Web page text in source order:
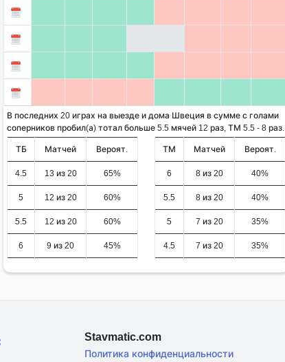
В последних 20 играх на выезде и дома Швеция в сумме с голами
соперников пробил(а) тотал больше 5.5 мячей 12 раз, ТМ 5.5 - 8 раз.
ТБ Матчей Вероят.
4.5 13 из 20 65%
5 12 из 20 60%
5.5 12 из 20 60%
6 9 из 20 45%
ТМ Матчей Вероят.
6 8 из 20 40%
5.5 8 из 20 40%
5 7 из 20 35%
4.5 7 из 20 35%
Stavmatic.com
Политика конфиденциальности